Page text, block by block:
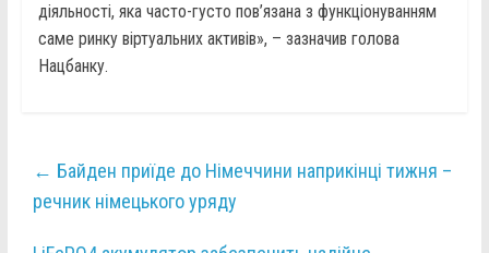
діяльності, яка часто-густо пов’язана з функціонуванням
саме ринку віртуальних активів», – зазначив голова
Нацбанку.
← Байден приїде до Німеччини наприкінці тижня –
речник німецького уряду